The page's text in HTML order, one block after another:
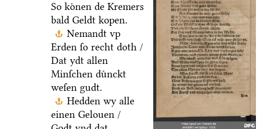
So koͤnen de Kremers
bald Geldt kopen.
Nemandt vp
Erden ſo recht doth /
Dat ydt allen
Minſchen duͤnckt
weſen gudt.
Hedden wy alle
einen Gelouen /